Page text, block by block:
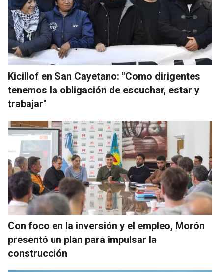
Kicillof en San Cayetano: "Como dirigentes
tenemos la obligación de escuchar, estar y
trabajar"
Con foco en la inversión y el empleo, Morón
presentó un plan para impulsar la
construcción